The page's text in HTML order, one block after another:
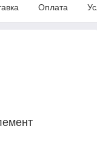
Оплата